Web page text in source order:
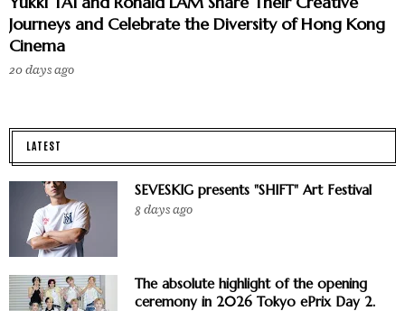
Journeys and Celebrate the Diversity of Hong Kong
Cinema
20 days ago
LATEST
SEVESKIG presents "SHIFT" Art Festival
8 days ago
The absolute highlight of the opening
ceremony in 2026 Tokyo ePrix Day 2.